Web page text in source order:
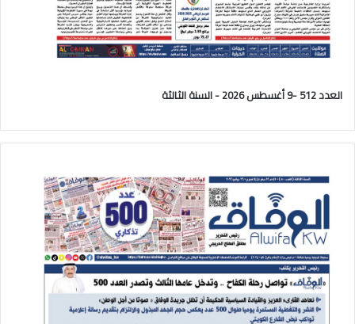
العدد 512 -9 أغسطس 2026 - السنة الثالثة